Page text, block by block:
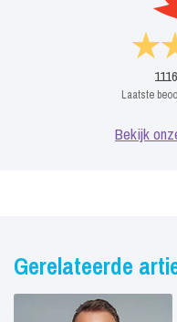
1116
Laatste
Bekijk
Gerelateerde